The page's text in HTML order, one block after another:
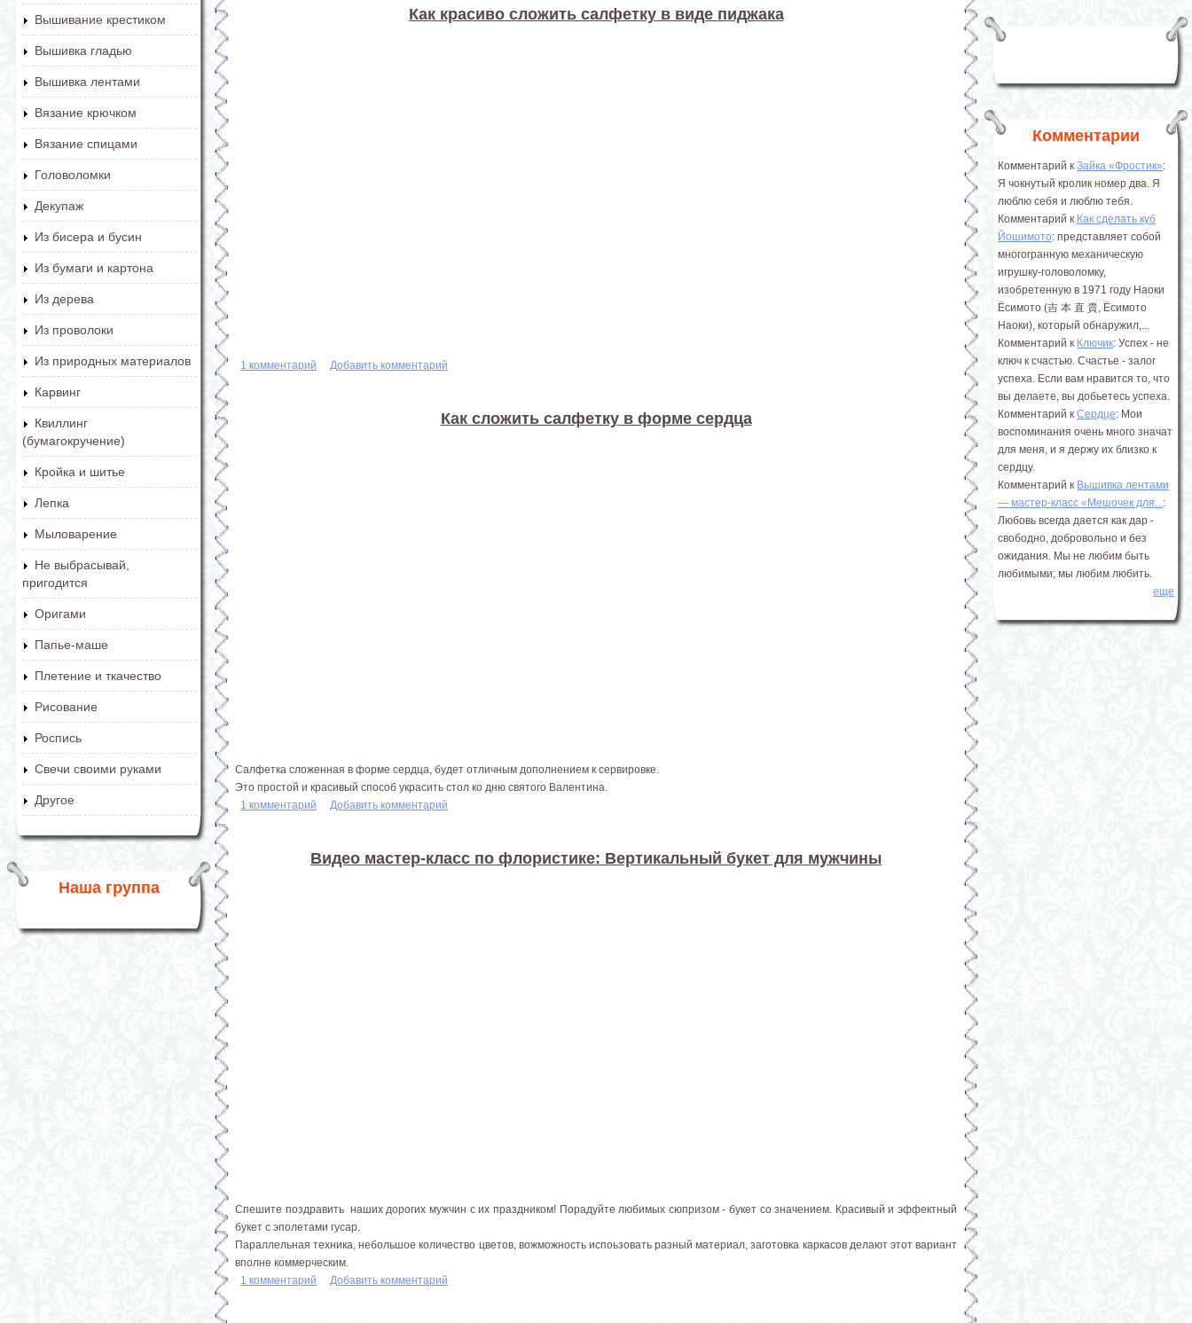
Вышивание крестиком
Вышивка гладью
Вышивка лентами
Вязание крючком
Вязание спицами
Головоломки
Декупаж
Из бисера и бусин
Из бумаги и картона
Из дерева
Из проволоки
Из природных материалов
Карвинг
Квиллинг
(бумагокручение)
Кройка и шитье
Лепка
Мыловарение
Не выбрасывай,
пригодится
Оригами
Папье-маше
Плетение и ткачество
Рисование
Роспись
Свечи своими руками
Другое
Наша группа
Как красиво сложить салфетку в виде пиджака
1 комментарий Добавить комментарий
Как сложить салфетку в форме сердца
Салфетка сложенная в форме сердца, будет отличным дополнением к сервировке.
Это простой и красивый способ украсить стол ко дню святого Валентина.
1 комментарий
Добавить комментарий
Видео мастер-класс по флористике: Вертикальный букет для мужчины
Спешите поздравить наших дорогих мужчин с их праздником! Порадуйте любимых сюпризом - букет со значением. Красивый и эффектный
букет с эполетами гусар.
Параллельная техника, небольшое количество цветов, вожможность испоьзовать разный материал, заготовка каркасов делают этот вариант
вполне коммерческим.
1 комментарий
Добавить комментарий
Комментарии
Комментарий к Зайка «Фростик»:
Я чокнутый кролик номер два. Я
люблю себя и люблю тебя.
Комментарий к Как сделать куб
Йошимото: представляет собой
многогранную механическую
игрушку-головоломку,
изобретенную в 1971 году Наоки
Ёсимото (吉 本 直 貴, Ёсимото
Наоки), который обнаружил,...
Комментарий к Ключик: Успех - не
ключ к счастью. Счастье - залог
успеха. Если вам нравится то, что
вы делаете, вы добьетесь успеха.
Комментарий к Сердце: Мои
воспоминания очень много значат
для меня, и я держу их близко к
сердцу.
Комментарий к Вышивка лентами
― мастер-класс «Мешочек для...:
Любовь всегда дается как дар -
свободно, добровольно и без
ожидания. Мы не любим быть
любимыми; мы любим любить.
еще